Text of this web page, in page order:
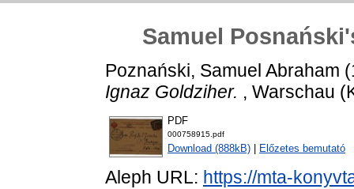
Samuel
Poznański, Samuel Abraham
Ignaz Goldziher. , Warschau
PDF
000758915.pdf
Download (888kB) Előzetes bemutató
Aleph URL: https://mta-